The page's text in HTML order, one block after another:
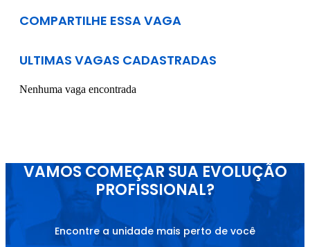
COMPARTILHE ESSA VAGA
ULTIMAS VAGAS CADASTRADAS
Nenhuma vaga encontrada
VAMOS COMEÇAR SUA EVOLUÇÃO
PROFISSIONAL?
Encontre a unidade mais perto de você